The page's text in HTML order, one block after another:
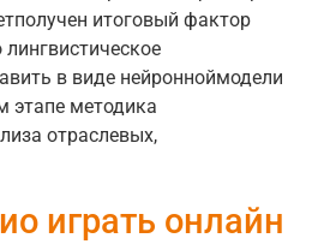
итоговый фактор
в виде нейронноймодели
этапе методика
отраслевых,
играть онлайн